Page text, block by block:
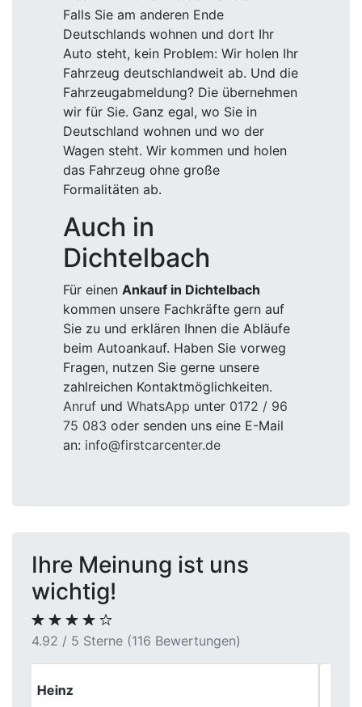
Falls Sie am anderen Ende
Deutschlands wohnen und dort Ihr
Auto steht, kein Problem: Wir holen Ihr
Fahrzeug deutschlandweit ab. Und die
Fahrzeugabmeldung? Die übernehmen
wir für Sie. Ganz egal, wo Sie in
Deutschland wohnen und wo der
Wagen steht. Wir kommen und holen
das Fahrzeug ohne große
Formalitäten ab.
Auch in
Dichtelbach
Für einen Ankauf in Dichtelbach
kommen unsere Fachkräfte gern auf
Sie zu und erklären Ihnen die Abläufe
beim Autoankauf. Haben Sie vorweg
Fragen, nutzen Sie gerne unsere
zahlreichen Kontaktmöglichkeiten.
Anruf und WhatsApp unter 0172 / 96
75 083 oder senden uns eine E-Mail
an: info@firstcarcenter.de
Ihre Meinung ist uns
wichtig!
4.92 / 5 Sterne (116 Bewertungen)
Laura Neumann